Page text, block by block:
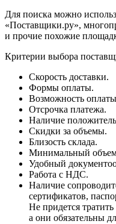
Для поиска можно
«Поставщики.ру»,
и прочие похожие
Критерии выбора
Скорость доставки.
Формы оплаты.
Возможность
Отсрочка платежа.
Наличие
Скидки за объемы.
Близость склада.
Минимальный
Удобный
Работа с НДС.
Наличие
сертификатов,
Не придется
а они обязательны